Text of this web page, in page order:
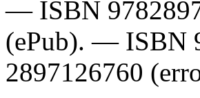
— ISBN
(ePub). — ISBN
2897126760